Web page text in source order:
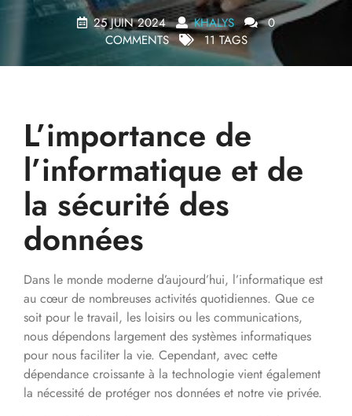
25 JUIN 2024 KHALYS
0
COMMENTS
11 TAGS
L’importance de
l’informatique et de
la sécurité des
données
Dans le monde moderne d’aujourd’hui, l’informatique est
au cœur de nombreuses activités quotidiennes. Que ce
soit pour le travail, les loisirs ou les communications,
nous dépendons largement des systèmes informatiques
pour nous faciliter la vie. Cependant, avec cette
dépendance croissante à la technologie vient également
la nécessité de protéger nos données et notre vie privée.